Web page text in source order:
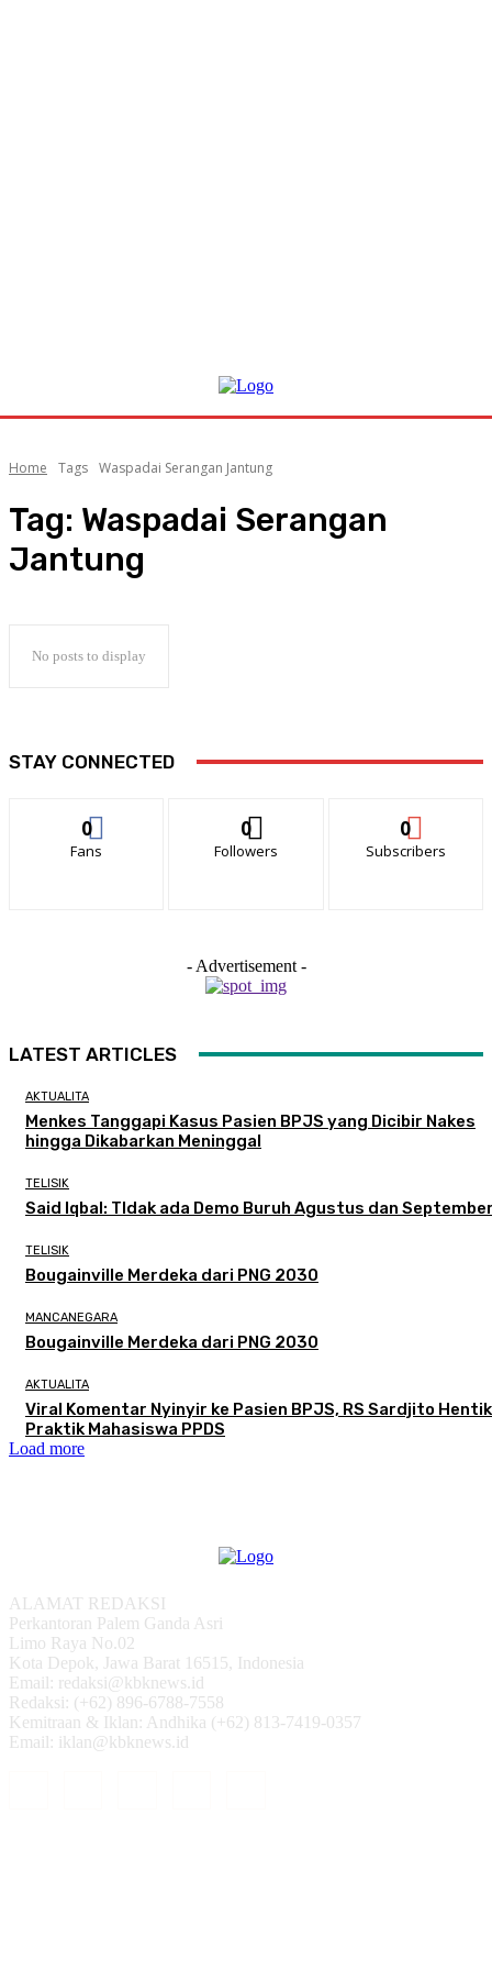
Home Tags Waspadai Serangan Jantung
Tag: Waspadai Serangan
Jantung
No posts to display
STAY CONNECTED
0
Fans
0
Followers
0
Subscribers
- Advertisement -
LATEST ARTICLES
AKTUALITA
Menkes Tanggapi Kasus Pasien BPJS yang Dicibir Nakes
hingga Dikabarkan Meninggal
TELISIK
Said Iqbal: TIdak ada Demo Buruh Agustus dan
TELISIK
Bougainville Merdeka dari PNG 2030
MANCANEGARA
Bougainville Merdeka dari PNG 2030
AKTUALITA
Viral Komentar Nyinyir ke Pasien BPJS, RS Sardjito
Praktik Mahasiswa PPDS
Load more
ALAMAT REDAKSI
Perkantoran Palem Ganda Asri
Limo Raya No.02
Kota Depok, Jawa Barat 16515, Indonesia
Email: redaksi@kbknews.id
Redaksi: (+62) 896-6788-7558
Kemitraan & Iklan: Andhika (+62) 813-7419-0357
Email: iklan@kbknews.id